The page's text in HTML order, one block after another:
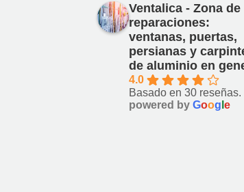
Ventalica - Zona de
reparaciones:
ventanas, puertas,
persianas y
de aluminio en
4.0
Basado en 30 reseñas.
powered by Goog e
Local Guide
hace 2 años
Nunca contestan a los
de WhatsApp, contaba con
mandé los vídeos que
pero no hubo ninguna